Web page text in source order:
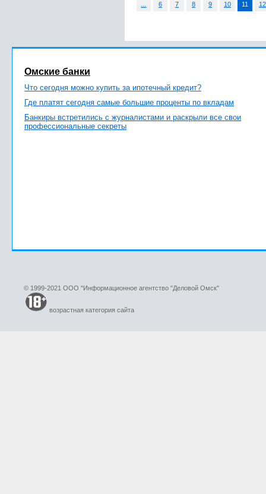
6 7 8 9 10 11 12
Омские банки
Что сегодня можно купить за ипотечный кредит?
Где платят сегодня самые большие проценты по вкладам
Банкиры встретились с журналистами и раскрыли все свои
профессиональные секреты
© 1999-2021 ООО "Информационное агентство "Деловой Омск"
возрастная категория сайта